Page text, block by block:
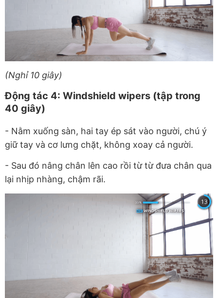
(Nghỉ 10 giây)
Động tác 4: Windshield wipers (tập trong
40 giây)
- Nằm xuống sàn, hai tay ép sát vào người, chú ý
giữ tay và cơ lưng chặt, không xoay cả người.
- Sau đó nâng chân lên cao rồi từ từ đưa chân qua
lại nhịp nhàng, chậm rãi.